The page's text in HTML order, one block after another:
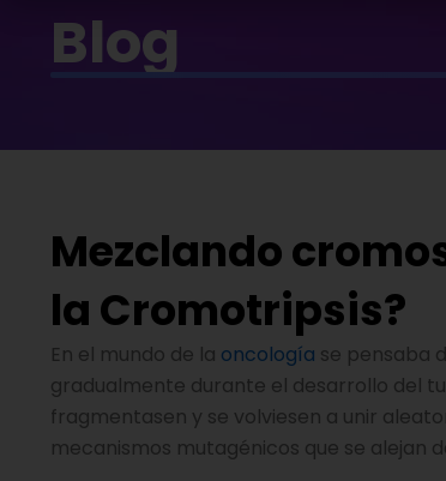
Blog
Mezclando
la Cromotripsis?
En el mundo de la oncología se pensaba
gradualmente durante el desarrollo del
fragmentasen y se volviesen a unir
mecanismos mutagénicos que se alejan